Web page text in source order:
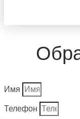
Имя
Телефон